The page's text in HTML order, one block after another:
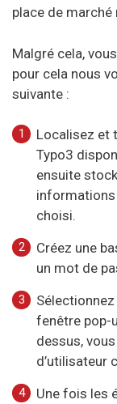
place de marché
Malgré cela,
pour cela nous
suivante :
Localisez et
Typo3
ensuite
informations
choisi.
Créez une
un mot de
fenêtre pop-
dessus,
d’utilisateur
Une fois les